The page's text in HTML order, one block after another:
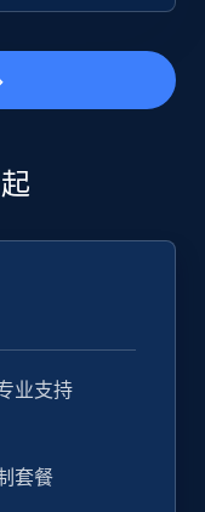
and
立即开始
业支持
套餐